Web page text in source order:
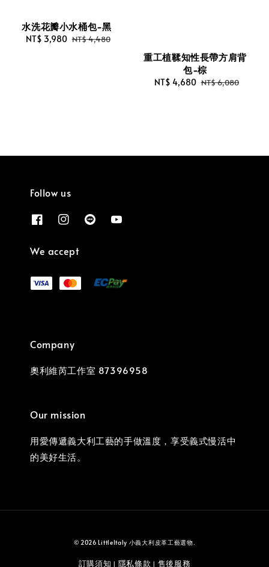
水洗花瓣小水桶包-黑
Sale
NT$ 3,980 Regular
NT$ 4,480
重工植鞣知性長帶方肩背
包-棕
Sale
NT$ 4,680 Regular
NT$ 6,080
Follow us
We accept
Company
奧利維芮工作室 87396958
Our mission
用愛傳遞義大利工藝的手做溫度，享受義式慢活中
的美好生活。
© 2026 LittleItaly 小義大利皮革工藝選物.
訂購須知 | 隱私條款 | 售後服務